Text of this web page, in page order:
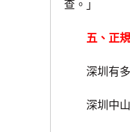
查。」
五、正
深圳有多
深圳中山